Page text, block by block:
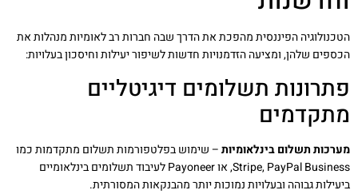
הטכנולוגיה הפיננסית מהפכת את הדרך שבה חברות רב לאומיות מנהלות את
הכספים שלהן, ומציעה הזדמנויות חדשות לשיפור יעילות וחיסכון בעלויות:
פתרונות תשלומים דיגיטליים
מתקדמים
מערכות תשלום בינלאומיות– שימוש בפלטפורמות תשלום מתקדמות כמו
Stripe, PayPal Business, או Payoneer לעיבוד תשלומים בינלאומיים
ביעילות גבוהה ובעלויות נמוכות יותר מהבנקאות המסורתית.